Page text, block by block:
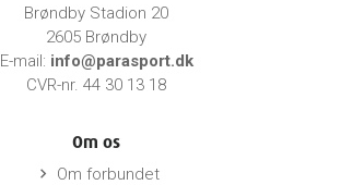
Brøndby Stadion 20
2605 Brøndby
E-mail: info@parasport.dk
CVR-nr. 44 30 13 18
Om os
keyboard_arrow_right Om forbundet